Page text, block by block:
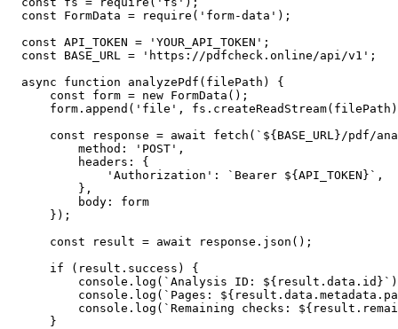
const FormData = require('form-data');
const API_TOKEN = 'YOUR_API_TOKEN';
const BASE_URL = 'https://pdfcheck.online/api/v1';
async function analyzePdf(filePath) {
    const form = new FormData();
form.append('file',
const response = await fetch(`${BASE_URL}/pdf/
        method: 'POST',
        headers: {
            'Authorization': `Bearer ${API_TOKEN}`,
        },
        body: form
    });
    const result = await response.json();
    if (result.success) {
console.log(`Analysis ID:
console.log(`Pages:
console.log(`Remaining checks:
    }